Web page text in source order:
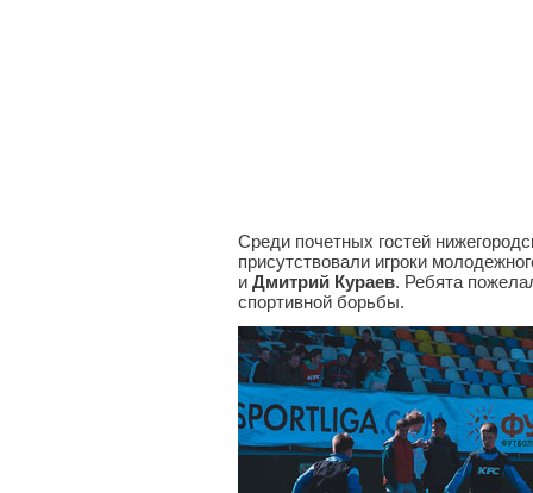
Среди почетных гостей
присутствовали игроки
и Дмитрий Кураев. Ребята
спортивной борьбы.